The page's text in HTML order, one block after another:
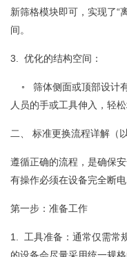
新筛格模块即可，实现了“
间。
3. 优化的结构空间：
◦ 筛体侧面或顶部设计
人员的手或工具伸入，轻
二、 标准更换流程详解（
遵循正确的流程，是确保
有操作必须在设备完全断
第一步：准备工作
1. 工具准备：通常仅需常